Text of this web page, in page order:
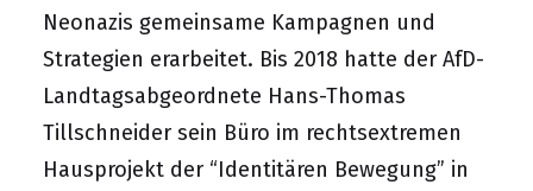
Neonazis gemeinsame Kampagnen und
Strategien erarbeitet. Bis 2018 hatte der AfD-
Landtagsabgeordnete Hans-Thomas
Tillschneider sein Büro im rechtsextremen
Hausprojekt der “Identitären Bewegung” in